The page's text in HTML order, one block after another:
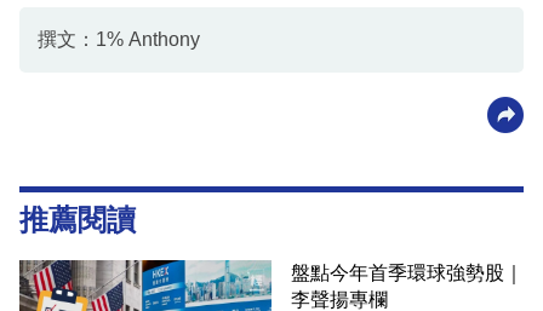
撰文：1% Anthony
推薦閱讀
盤點今年首季環球強勢股｜
李聲揚專欄